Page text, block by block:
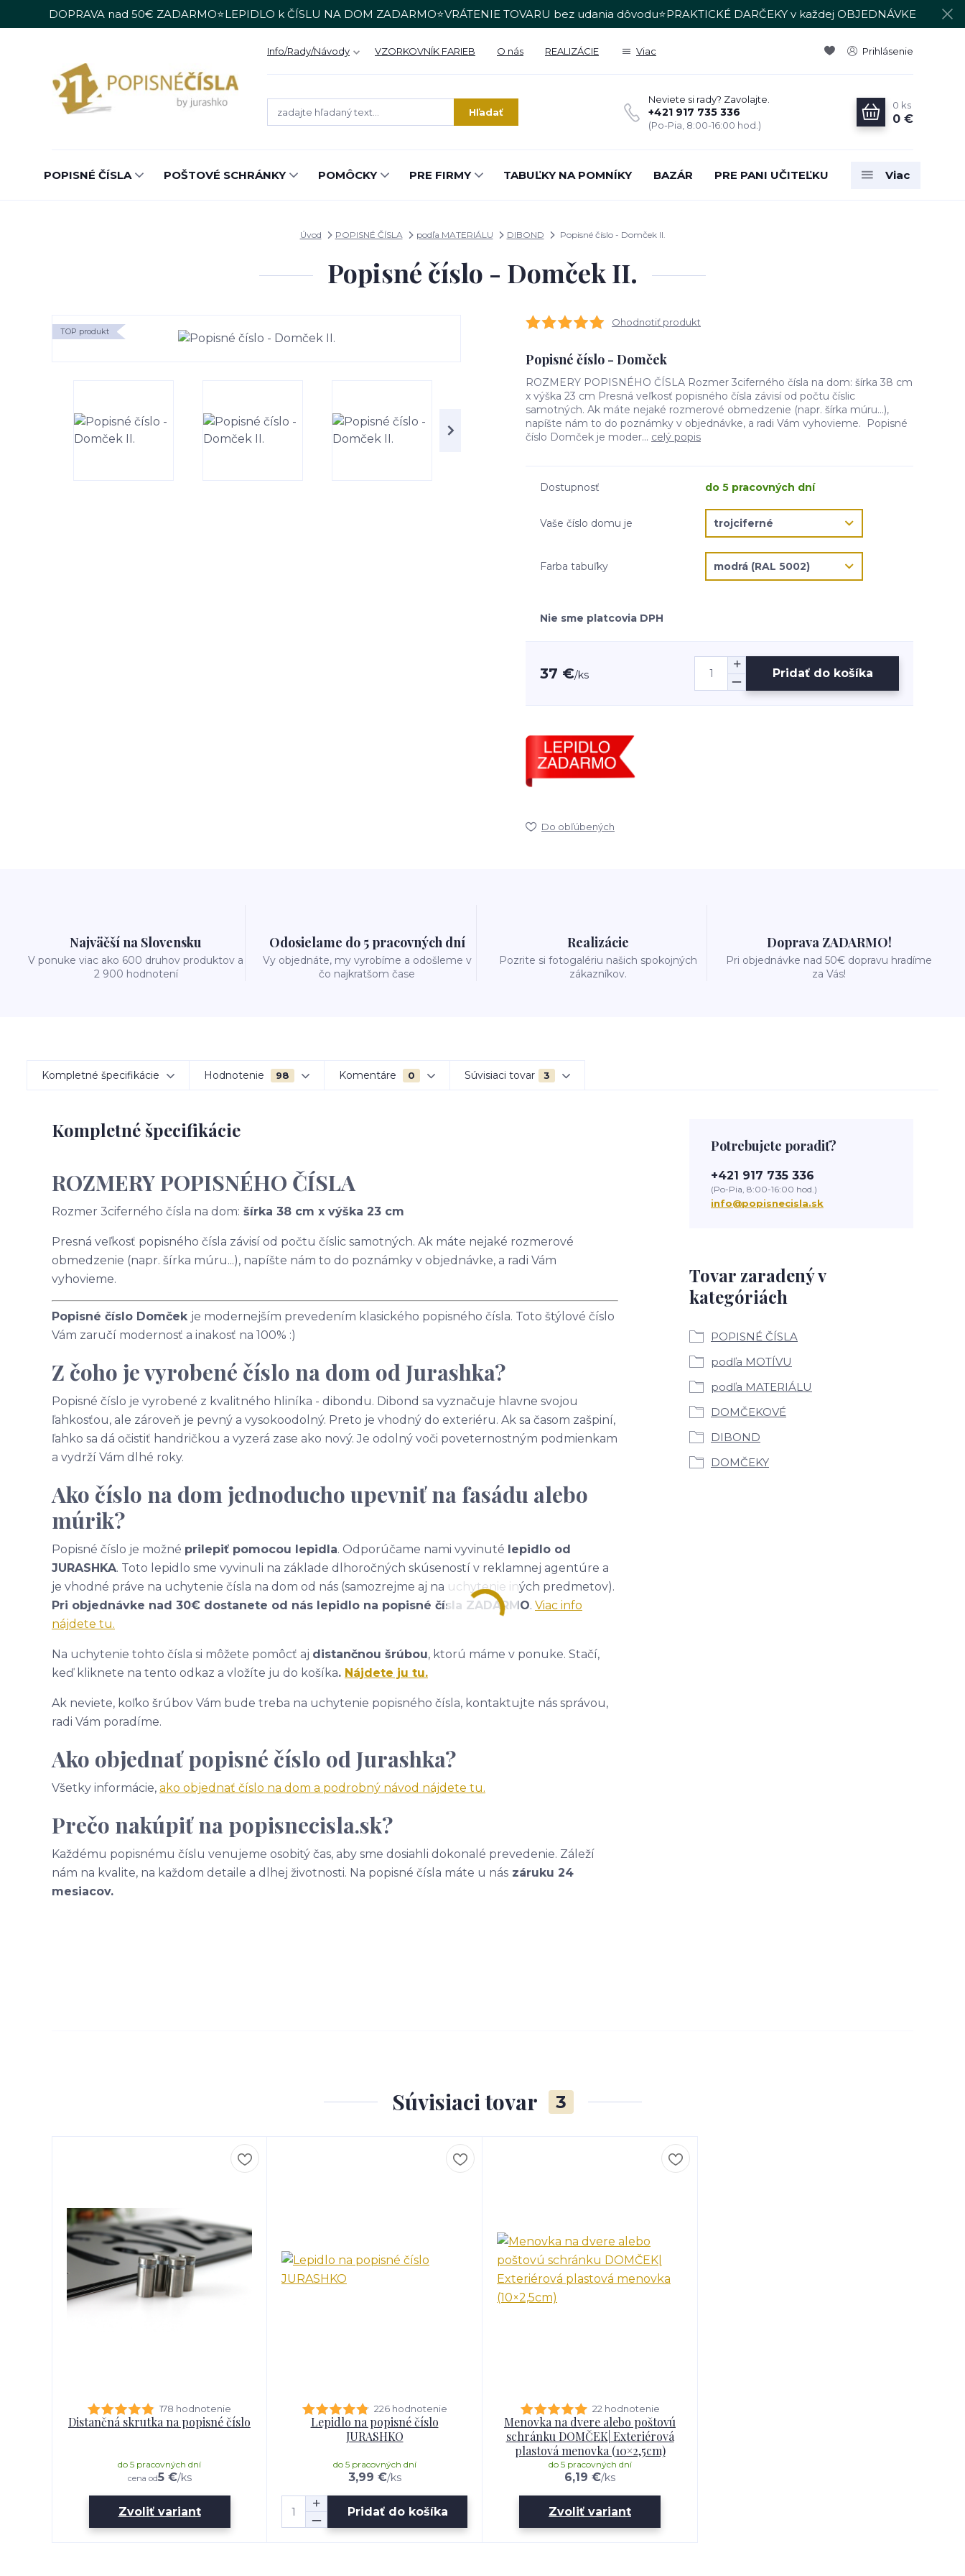
DOPRAVA nad 50€ ZADARMO⭐LEPIDLO k ČÍSLU NA DOM ZADARMO⭐VRÁTENIE TOVARU bez udania dôvodu⭐PRAKTICKÉ DARČEKY v každej OBJEDNÁVKE
Info/Rady/Návody VZORKOVNÍK FARIEB O nás REALIZÁCIE Viac Prihlásenie
Hľadať
Neviete si rady? Zavolajte.
+421 917 735 336
(Po-Pia, 8:00-16:00 hod.)
0 ks
0 €
POPISNÉ ČÍSLA POŠTOVÉ SCHRÁNKY POMÔCKY PRE FIRMY TABUĽKY NA POMNÍKY BAZÁR PRE PANI UČITEĽKU Viac
Úvod POPISNÉ ČÍSLA podľa MATERIÁLU DIBOND Popisné číslo - Domček II.
Popisné číslo - Domček II.
TOP produkt
Ohodnotiť produkt
Popisné číslo - Domček
ROZMERY POPISNÉHO ČÍSLA Rozmer 3ciferného čísla na dom: šírka 38 cm
x výška 23 cm Presná veľkosť popisného čísla závisí od počtu číslic
samotných. Ak máte nejaké rozmerové obmedzenie (napr. šírka múru...),
napíšte nám to do poznámky v objednávke, a radi Vám vyhovieme. Popisné
číslo Domček je moder... celý popis
Dostupnosť do 5 pracovných dní
Vaše číslo domu je
Farba tabuľky
Nie sme platcovia DPH
37 €/ks Pridať do košíka
Do obľúbených
Najväčší na Slovensku
V ponuke viac ako 600 druhov produktov a
2 900 hodnotení
Odosielame do 5 pracovných dní
Vy objednáte, my vyrobíme a odošleme v
čo najkratšom čase
Realizácie
Pozrite si fotogalériu našich spokojných
zákazníkov.
Doprava ZADARMO!
Pri objednávke nad 50€ dopravu hradíme
za Vás!
Kompletné špecifikácie Hodnotenie 98 Komentáre 0 Súvisiaci tovar 3
Kompletné špecifikácie
ROZMERY POPISNÉHO ČÍSLA
Rozmer 3ciferného čísla na dom: šírka 38 cm x výška 23 cm
Presná veľkosť popisného čísla závisí od počtu číslic samotných. Ak máte nejaké rozmerové
obmedzenie (napr. šírka múru...), napíšte nám to do poznámky v objednávke, a radi Vám
vyhovieme.
Popisné číslo Domček je modernejším prevedením klasického popisného čísla. Toto štýlové číslo
Vám zaručí modernosť a inakosť na 100% :)
Z čoho je vyrobené číslo na dom od Jurashka?
Popisné číslo je vyrobené z kvalitného hliníka - dibondu. Dibond sa vyznačuje hlavne svojou
ľahkosťou, ale zároveň je pevný a vysokoodolný. Preto je vhodný do exteriéru. Ak sa časom zašpiní,
ľahko sa dá očistiť handričkou a vyzerá zase ako nový. Je odolný voči poveternostným podmienkam
a vydrží Vám dlhé roky.
Ako číslo na dom jednoducho upevniť na fasádu alebo
múrik?
Popisné číslo je možné prilepiť pomocou lepidla. Odporúčame nami vyvinuté lepidlo od
JURASHKA. Toto lepidlo sme vyvinuli na základe dlhoročných skúseností v reklamnej agentúre a
je vhodné práve na uchytenie čísla na dom od nás (samozrejme aj na uchytenie iných predmetov).
Pri objednávke nad 30€ dostanete od nás lepidlo na popisné čísla ZADARMO. Viac info
nájdete tu.
Na uchytenie tohto čísla si môžete pomôcť aj distančnou šrúbou, ktorú máme v ponuke. Stačí,
keď kliknete na tento odkaz a vložíte ju do košíka. Nájdete ju tu.
Ak neviete, koľko šrúbov Vám bude treba na uchytenie popisného čísla, kontaktujte nás správou,
radi Vám poradíme.
Ako objednať popisné číslo od Jurashka?
Všetky informácie, ako objednať číslo na dom a podrobný návod nájdete tu.
Prečo nakúpiť na popisnecisla.sk?
Každému popisnému číslu venujeme osobitý čas, aby sme dosiahli dokonalé prevedenie. Záleží
nám na kvalite, na každom detaile a dlhej životnosti. Na popisné čísla máte u nás záruku 24
mesiacov.
Tovar zaradený v
kategóriách
POPISNÉ ČÍSLA
podľa MOTÍVU
podľa MATERIÁLU
DOMČEKOVÉ
DIBOND
DOMČEKY
Potrebujete poradiť?
+421 917 735 336
(Po-Pia, 8:00-16:00 hod.)
info@popisnecisla.sk
Súvisiaci tovar 3
178 hodnotenie
Distančná skrutka na popisné číslo
cena od5 €/ks
do 5 pracovných dní
Zvoliť variant
226 hodnotenie
Lepidlo na popisné číslo
JURASHKO
3,99 €/ks
do 5 pracovných dní
Pridať do košíka
22 hodnotenie
Menovka na dvere alebo poštovú
schránku DOMČEK| Exteriérová
plastová menovka (10×2,5cm)
6,19 €/ks
do 5 pracovných dní
Zvoliť variant